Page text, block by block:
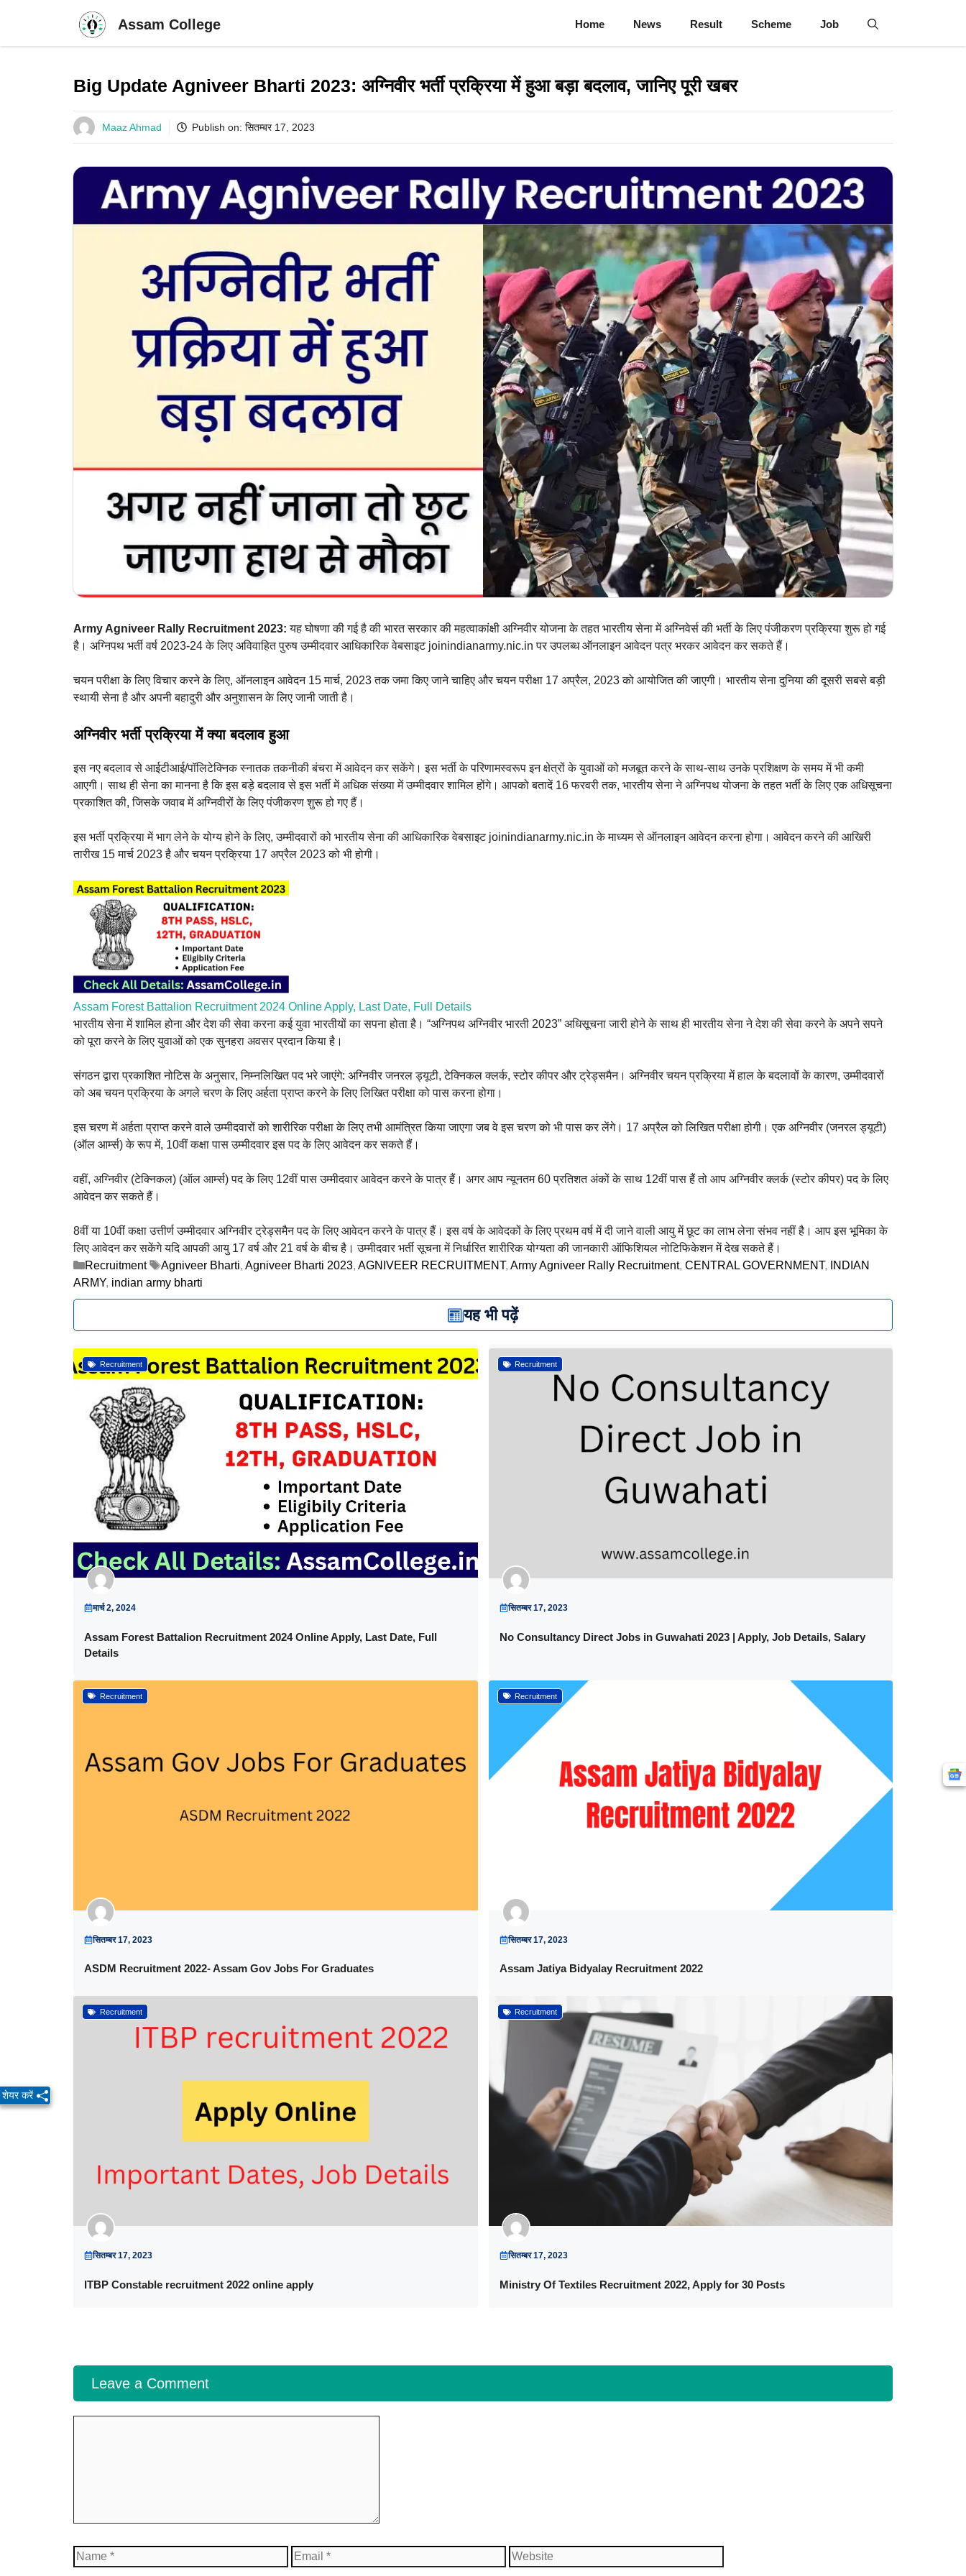
content
Assam College Home News Result Scheme Job
Big Update Agniveer Bharti 2023: अग्निवीर भर्ती प्रक्रिया में हुआ बड़ा बदलाव, जानिए पूरी खबर
Maaz Ahmad Publish on: सितम्बर 17, 2023
Army Agniveer Rally Recruitment 2023:यह घोषणा की गई है की भारत सरकार की महत्वाकांक्षी अग्निवीर योजना के तहत भारतीय सेना में अग्निवेर्स की भर्ती के लिए पंजीकरण प्रक्रिया शुरू हो गई
है। अग्निपथ भर्ती वर्ष 2023-24 के लिए अविवाहित पुरुष उम्मीदवार आधिकारिक वेबसाइट joinindianarmy.nic.in पर उपलब्ध ऑनलाइन आवेदन पत्र भरकर आवेदन कर सकते हैं।
चयन परीक्षा के लिए विचार करने के लिए, ऑनलाइन आवेदन 15 मार्च, 2023 तक जमा किए जाने चाहिए और चयन परीक्षा 17 अप्रैल, 2023 को आयोजित की जाएगी। भारतीय सेना दुनिया की दूसरी सबसे बड़ी
स्थायी सेना है और अपनी बहादुरी और अनुशासन के लिए जानी जाती है।
अग्निवीर भर्ती प्रक्रिया में क्या बदलाव हुआ
इस नए बदलाव से आईटीआई/पॉलिटेक्निक स्नातक तकनीकी बंचरा में आवेदन कर सकेंगे। इस भर्ती के परिणामस्वरूप इन क्षेत्रों के युवाओं को मजबूत करने के साथ-साथ उनके प्रशिक्षण के समय में भी कमी
आएगी। साथ ही सेना का मानना है कि इस बड़े बदलाव से इस भर्ती में अधिक संख्या में उम्मीदवार शामिल होंगे। आपको बतादें 16 फरवरी तक, भारतीय सेना ने अग्निपथ योजना के तहत भर्ती के लिए एक अधिसूचना
प्रकाशित की, जिसके जवाब में अग्निवीरों के लिए पंजीकरण शुरू हो गए हैं।
इस भर्ती प्रक्रिया में भाग लेने के योग्य होने के लिए, उम्मीदवारों को भारतीय सेना की आधिकारिक वेबसाइट joinindianarmy.nic.in के माध्यम से ऑनलाइन आवेदन करना होगा। आवेदन करने की आखिरी
तारीख 15 मार्च 2023 है और चयन प्रक्रिया 17 अप्रैल 2023 को भी होगी।
Assam Forest Battalion Recruitment 2024 Online Apply, Last Date, Full Details
भारतीय सेना में शामिल होना और देश की सेवा करना कई युवा भारतीयों का सपना होता है। “अग्निपथ अग्निवीर भारती 2023” अधिसूचना जारी होने के साथ ही भारतीय सेना ने देश की सेवा करने के अपने सपने
को पूरा करने के लिए युवाओं को एक सुनहरा अवसर प्रदान किया है।
संगठन द्वारा प्रकाशित नोटिस के अनुसार, निम्नलिखित पद भरे जाएंगे: अग्निवीर जनरल ड्यूटी, टेक्निकल क्लर्क, स्टोर कीपर और ट्रेड्समैन। अग्निवीर चयन प्रक्रिया में हाल के बदलावों के कारण, उम्मीदवारों
को अब चयन प्रक्रिया के अगले चरण के लिए अर्हता प्राप्त करने के लिए लिखित परीक्षा को पास करना होगा।
इस चरण में अर्हता प्राप्त करने वाले उम्मीदवारों को शारीरिक परीक्षा के लिए तभी आमंत्रित किया जाएगा जब वे इस चरण को भी पास कर लेंगे। 17 अप्रैल को लिखित परीक्षा होगी।एक अग्निवीर (जनरल ड्यूटी)
(ऑल आर्म्स) के रूप में, 10वीं कक्षा पास उम्मीदवार इस पद के लिए आवेदन कर सकते हैं।
वहीं, अग्निवीर (टेक्निकल) (ऑल आर्म्स) पद के लिए 12वीं पास उम्मीदवार आवेदन करने के पात्र हैं। अगर आप न्यूनतम 60 प्रतिशत अंकों के साथ 12वीं पास हैं तो आप अग्निवीर क्लर्क (स्टोर कीपर) पद के लिए
आवेदन कर सकते हैं।
8वीं या 10वीं कक्षा उत्तीर्ण उम्मीदवार अग्निवीर ट्रेड्समैन पद के लिए आवेदन करने के पात्र हैं। इस वर्ष के आवेदकों के लिए प्रथम वर्ष में दी जाने वाली आयु में छूट का लाभ लेना संभव नहीं है। आप इस भूमिका के
लिए आवेदन कर सकेंगे यदि आपकी आयु 17 वर्ष और 21 वर्ष के बीच है। उम्मीदवार भर्ती सूचना में निर्धारित शारीरिक योग्यता की जानकारी ऑफिशियल नोटिफिकेशन में देख सकते हैं।
Categories
Recruitment Tags
Agniveer Bharti, Agniveer Bharti 2023, AGNIVEER RECRUITMENT, Army Agniveer Rally Recruitment, CENTRAL GOVERNMENT,
INDIAN
ARMY, indian army bharti
यह भी पढ़ें
Recruitment
मार्च 2, 2024
Assam Forest Battalion Recruitment 2024 Online Apply, Last Date, Full
Details
Recruitment
सितम्बर 17, 2023
No Consultancy Direct Jobs in Guwahati 2023 | Apply, Job Details, Salary
Recruitment
सितम्बर 17, 2023
ASDM Recruitment 2022- Assam Gov Jobs For Graduates
Recruitment
सितम्बर 17, 2023
Assam Jatiya Bidyalay Recruitment 2022
Recruitment
सितम्बर 17, 2023
ITBP Constable recruitment 2022 online apply
Recruitment
सितम्बर 17, 2023
Ministry Of Textiles Recruitment 2022, Apply for 30 Posts
Leave a Comment
Name Email Website
शेयर करें